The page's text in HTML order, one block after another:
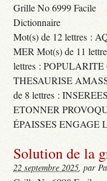
Grille No 6999 Facile
Dictionnaire
Mot(s) de 12 lettres :
MER Mot(s) de 11
lettres :
THESAURISE
de 8 lettres :
ETONNER
ÉPAISSES
Solution de la
22 septembre 2025, par